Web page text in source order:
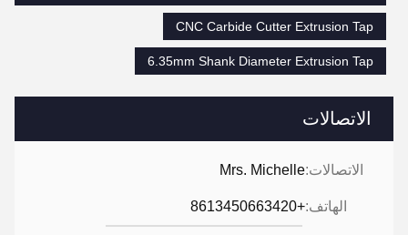
الاتصالات
الاتصالات:Mrs. Michelle
الهاتف:+8613450663420
CNC Carbide Cutter Extrusion Tap
6.35mm Shank Diameter Extrusion Tap